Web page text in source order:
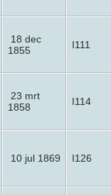
18 dec
1855
I111
23 mrt
1858
I114
10 jul 1869 I126